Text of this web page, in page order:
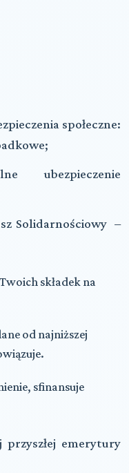
społeczne:
ubezpieczenie
Solidarnościowy –
składek na
od najniższej
sfinansuje
przyszłej emerytury